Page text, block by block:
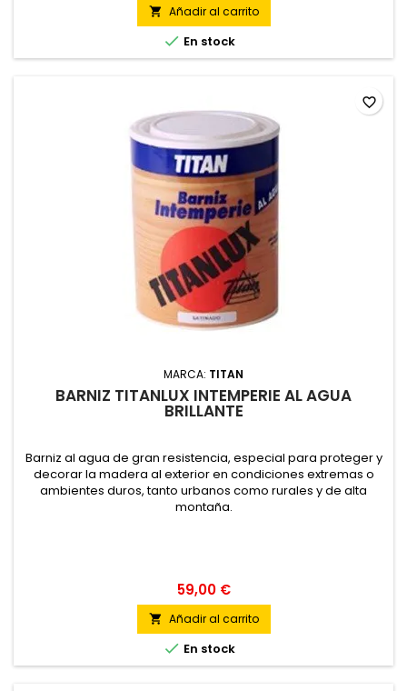
 Añadir al carrito
 En stock
MARCA: TITAN
BARNIZ TITANLUX INTEMPERIE AL AGUA
BRILLANTE
Barniz al agua de gran resistencia, especial para proteger y
decorar la madera al exterior en condiciones extremas o
ambientes duros, tanto urbanos como rurales y de alta
montaña.
59,00 €
 Añadir al carrito
 En stock
favorite_border